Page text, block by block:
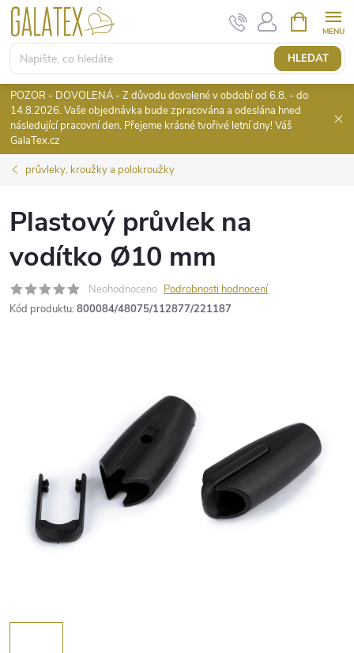
Přejít
obsah
HLEDAT
NÁKUPNÍ
KOŠÍK
POZOR - DOVOLENÁ - Z důvodu dovolené v období od 6.8. - do
14.8.2026. Vaše objednávka bude zpracována a odeslána hned
následující pracovní den. Přejeme krásné tvořivé letní dny! Váš
GalaTex.cz
průvleky, kroužky a polokroužky
Plastový průvlek na
vodítko Ø10 mm
Neohodnoceno Podrobnosti hodnocení
Kód produktu: 800084/48075/112877/221187